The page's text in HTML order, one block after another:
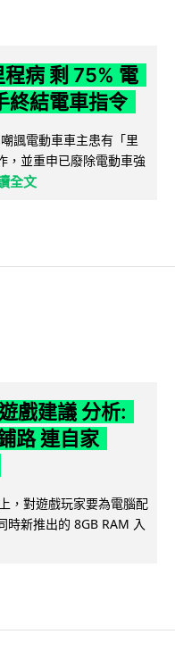
病 剩 75% 電
終結電車指令
諷電動車車主患有「里
，並重申已廢除電動車強
全文
戲建議 分析:
路 連自家
，對遊戲玩家要為電腦配
時新推出的 8GB RAM 入